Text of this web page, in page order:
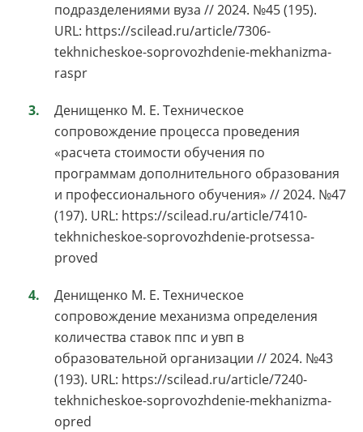
подразделениями вуза // 2024. №45 (195).
URL: https://scilead.ru/article/7306-
tekhnicheskoe-soprovozhdenie-mekhanizma-
raspr
Денищенко М. Е. Техническое
сопровождение процесса проведения
«расчета стоимости обучения по
программам дополнительного образования
и профессионального обучения» // 2024. №47
(197). URL: https://scilead.ru/article/7410-
tekhnicheskoe-soprovozhdenie-protsessa-
proved
Денищенко М. Е. Техническое
сопровождение механизма определения
количества ставок ппс и увп в
образовательной организации // 2024. №43
(193). URL: https://scilead.ru/article/7240-
tekhnicheskoe-soprovozhdenie-mekhanizma-
opred